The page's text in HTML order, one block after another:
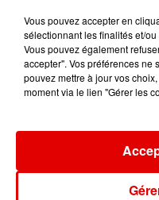
CAFÉ-LIBRAIRIE PLUME ET
Vous pouvez accepter en
sélectionnant les finalités et/
Vous pouvez également
accepter". Vos préférences ne
pouvez mettre à jour vos
moment via le lien "Gérer les